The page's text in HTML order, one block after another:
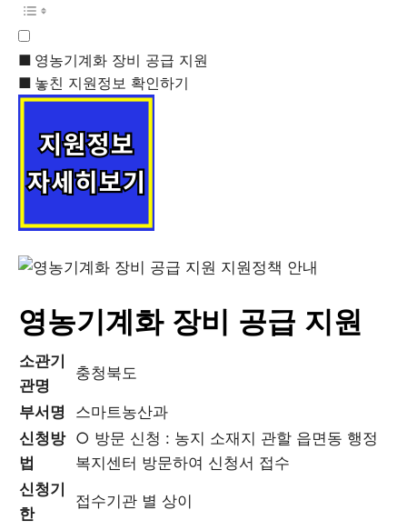
영농기계화 장비 공급 지원
놓친 지원정보 확인하기
영농기계화 장비 공급 지원
소관기
관명
충청북도
부서명
스마트농산과
신청방
법
○ 방문 신청 : 농지 소재지 관할 읍면동 행정
복지센터 방문하여 신청서 접수
신청기
한
접수기관 별 상이